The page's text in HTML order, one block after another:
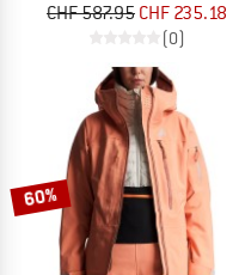
CHF 587.95 CHF 235.18
(0)
60%